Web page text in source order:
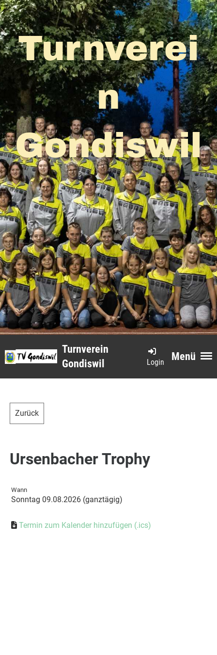
Turnverei
n
Gondiswil
Menü
Login
Turnverein
Gondiswil
Zurück
Ursenbacher Trophy
Wann
Sonntag 09.08.2026 (ganztägig)
Termin zum Kalender hinzufügen (.ics)